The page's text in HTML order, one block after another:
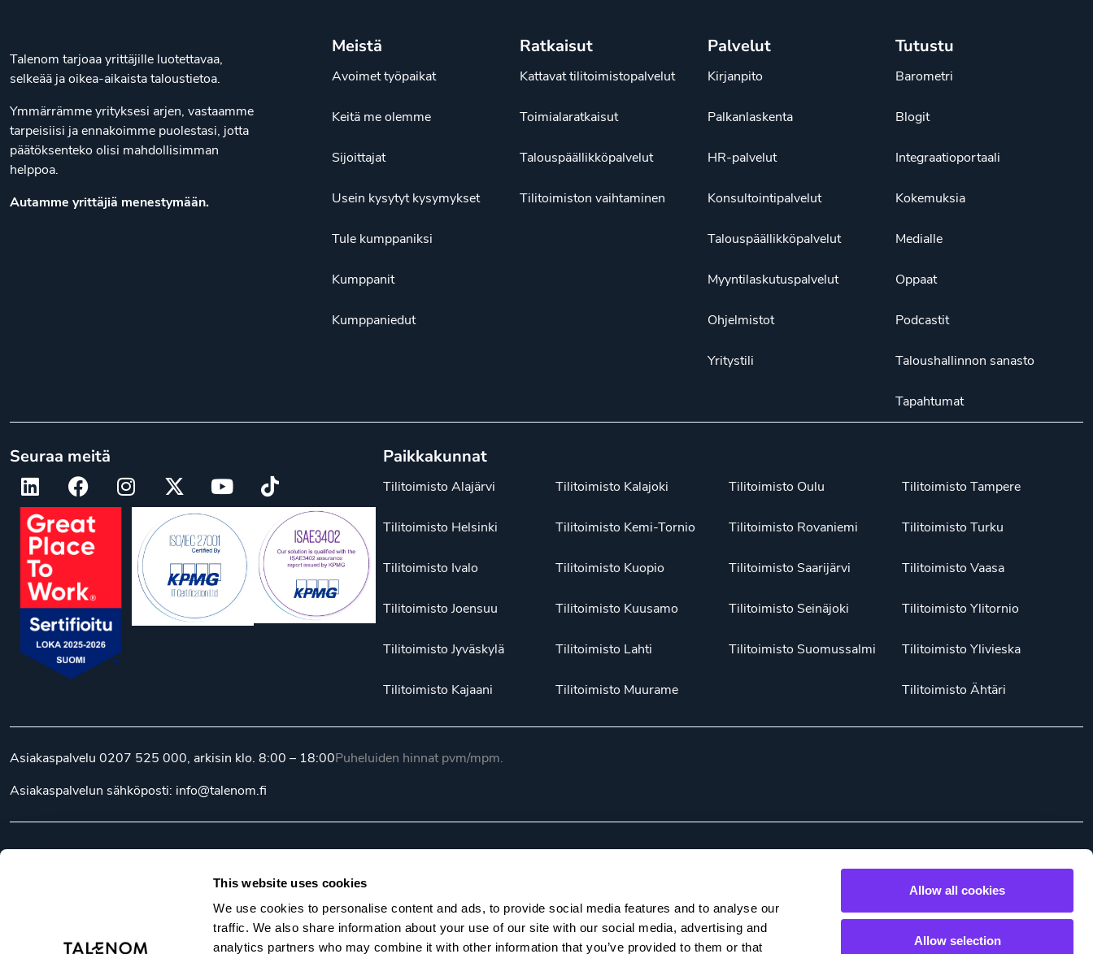
This website uses cookies
We use cookies to personalise content and ads, to provide social media features and to analyse our
traffic. We also share information about your use of our site with our social media, advertising and
analytics partners who may combine it with other information that you’ve provided to them or that
Allow all cookies
Allow selection
Talenom tarjoaa yrittäjille luotettavaa,
selkeää ja oikea-aikaista taloustietoa.
Ymmärrämme yrityksesi arjen, vastaamme
tarpeisiisi ja ennakoimme puolestasi, jotta
päätöksenteko olisi mahdollisimman
helppoa.
Autamme yrittäjiä menestymään.
Meistä
Avoimet työpaikat
Keitä me olemme
Sijoittajat
Usein kysytyt kysymykset
Tule kumppaniksi
Kumppanit
Kumppaniedut
Ratkaisut
Kattavat tilitoimistopalvelut
Toimialaratkaisut
Talouspäällikköpalvelut
Tilitoimiston vaihtaminen
Palvelut
Kirjanpito
Palkanlaskenta
HR-palvelut
Konsultointipalvelut
Talouspäällikköpalvelut
Myyntilaskutuspalvelut
Ohjelmistot
Yritystili
Tutustu
Barometri
Blogit
Integraatioportaali
Kokemuksia
Medialle
Oppaat
Podcastit
Taloushallinnon sanasto
Tapahtumat
Seuraa meitä Paikkakunnat
Tilitoimisto Alajärvi
Tilitoimisto Helsinki
Tilitoimisto Ivalo
Tilitoimisto Joensuu
Tilitoimisto Jyväskylä
Tilitoimisto Kajaani
Tilitoimisto Kalajoki
Tilitoimisto Kemi-Tornio
Tilitoimisto Kuopio
Tilitoimisto Kuusamo
Tilitoimisto Lahti
Tilitoimisto Muurame
Tilitoimisto Oulu
Tilitoimisto Rovaniemi
Tilitoimisto Saarijärvi
Tilitoimisto Seinäjoki
Tilitoimisto Suomussalmi
Tilitoimisto Tampere
Tilitoimisto Turku
Tilitoimisto Vaasa
Tilitoimisto Ylitornio
Tilitoimisto Ylivieska
Tilitoimisto Ähtäri
Asiakaspalvelu 0207 525 000, arkisin klo. 8:00 – 18:00
Asiakaspalvelun sähköposti: info@talenom.fi
Puheluiden hinnat pvm/mpm.
Kaikki oikeudet pidätetään. Eettinen ohjesääntö Whistleblower Suomi (FI)